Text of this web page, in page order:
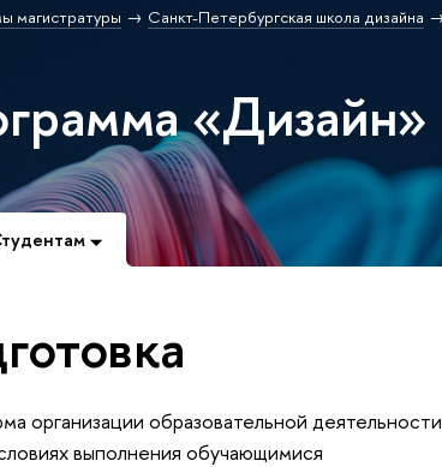
магистратуры Санкт-Петербургская школа дизайна
«Дизайн»
организации образовательной деятельности
выполнения обучающимися